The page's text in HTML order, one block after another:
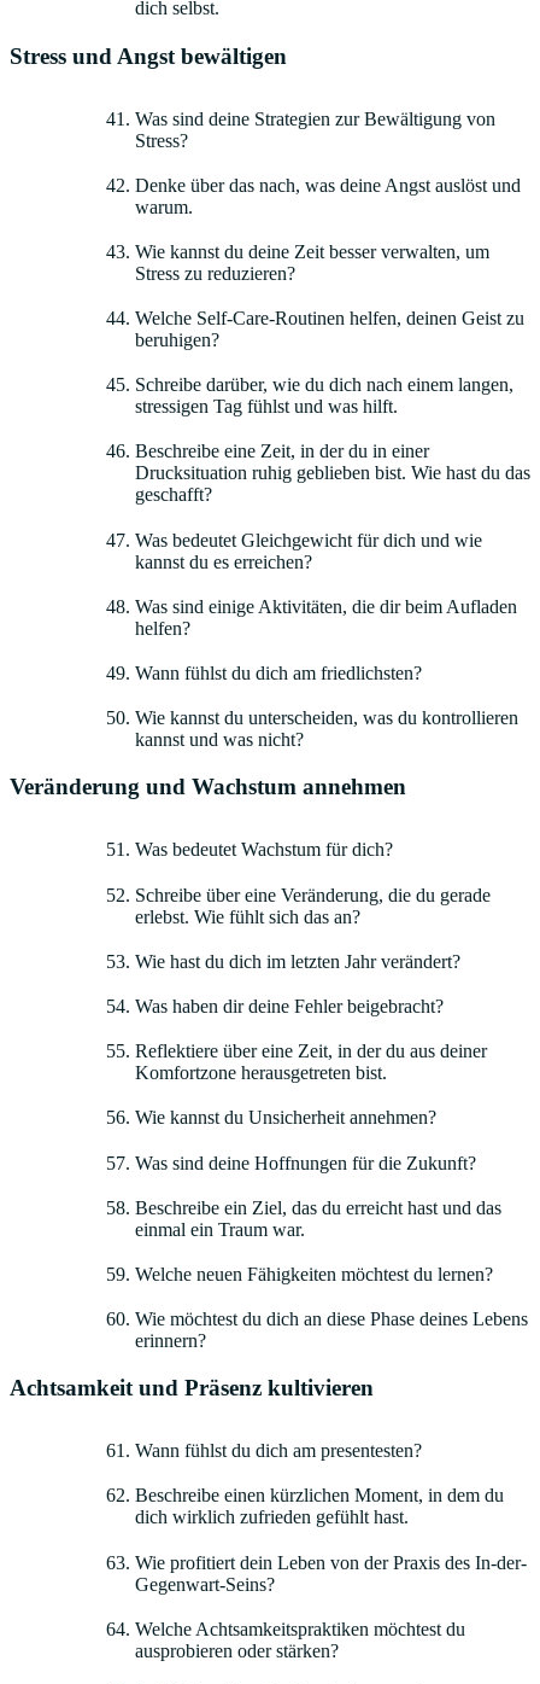
dich selbst.
Stress und Angst bewältigen
Was sind deine Strategien zur Bewältigung von
Stress?
Denke über das nach, was deine Angst auslöst und
warum.
Wie kannst du deine Zeit besser verwalten, um
Stress zu reduzieren?
Welche Self-Care-Routinen helfen, deinen Geist zu
beruhigen?
Schreibe darüber, wie du dich nach einem langen,
stressigen Tag fühlst und was hilft.
Beschreibe eine Zeit, in der du in einer
Drucksituation ruhig geblieben bist. Wie hast du das
geschafft?
Was bedeutet Gleichgewicht für dich und wie
kannst du es erreichen?
Was sind einige Aktivitäten, die dir beim Aufladen
helfen?
Wann fühlst du dich am friedlichsten?
Wie kannst du unterscheiden, was du kontrollieren
kannst und was nicht?
Veränderung und Wachstum annehmen
Was bedeutet Wachstum für dich?
Schreibe über eine Veränderung, die du gerade
erlebst. Wie fühlt sich das an?
Wie hast du dich im letzten Jahr verändert?
Was haben dir deine Fehler beigebracht?
Reflektiere über eine Zeit, in der du aus deiner
Komfortzone herausgetreten bist.
Wie kannst du Unsicherheit annehmen?
Was sind deine Hoffnungen für die Zukunft?
Beschreibe ein Ziel, das du erreicht hast und das
einmal ein Traum war.
Welche neuen Fähigkeiten möchtest du lernen?
Wie möchtest du dich an diese Phase deines Lebens
erinnern?
Achtsamkeit und Präsenz kultivieren
Wann fühlst du dich am presentesten?
Beschreibe einen kürzlichen Moment, in dem du
dich wirklich zufrieden gefühlt hast.
Wie profitiert dein Leben von der Praxis des In-der-
Gegenwart-Seins?
Welche Achtsamkeitspraktiken möchtest du
ausprobieren oder stärken?